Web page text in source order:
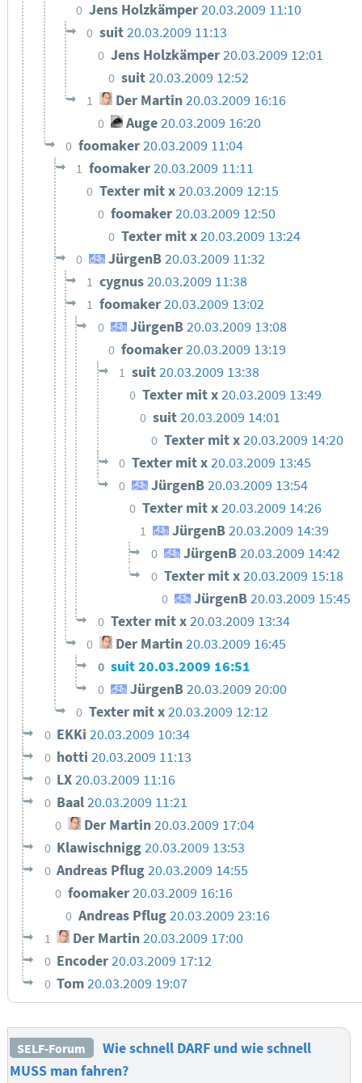
0 Jens Holzkämper20.03.2009 11:10
0 suit20.03.2009 11:13
0 Jens Holzkämper20.03.2009 12:01
0 suit20.03.2009 12:52
1 Der Martin20.03.2009 16:16
0 Auge20.03.2009 16:20
0 foomaker20.03.2009 11:04
1 foomaker20.03.2009 11:11
0 Texter mit x20.03.2009 12:15
0 foomaker20.03.2009 12:50
0 Texter mit x20.03.2009 13:24
0 JürgenB20.03.2009 11:32
1 cygnus20.03.2009 11:38
1 foomaker20.03.2009 13:02
0 JürgenB 20.03.2009 13:08
0 foomaker20.03.2009 13:19
1 suit20.03.2009 13:38
0 Texter mit x20.03.2009 13:49
0 suit20.03.2009 14:01
0 Texter mit x20.03.2009 14:20
0 Texter mit x20.03.2009 13:45
0 JürgenB20.03.2009 13:54
0 Texter mit x20.03.2009 14:26
1 JürgenB20.03.2009 14:39
0 JürgenB 20.03.2009 14:42
0 Texter mit x20.03.2009 15:18
0 JürgenB20.03.2009 15:45
0 Texter mit x20.03.2009 13:34
0 Der Martin20.03.2009 16:45
0 suit20.03.2009 16:51
0 JürgenB 20.03.2009 20:00
0 Texter mit x20.03.2009 12:12
0 EKKi20.03.2009 10:34
0 hotti20.03.2009 11:13
0 LX20.03.2009 11:16
0 Baal20.03.2009 11:21
0 Der Martin 20.03.2009 17:04
0 Klawischnigg20.03.2009 13:53
0 Andreas Pflug20.03.2009 14:55
0 foomaker20.03.2009 16:16
0 Andreas Pflug20.03.2009 23:16
1 Der Martin20.03.2009 17:00
0 Encoder20.03.2009 17:12
0 Tom20.03.2009 19:07
SELF-Forum
Wie schnell DARF und wie schnell
MUSS man fahren?